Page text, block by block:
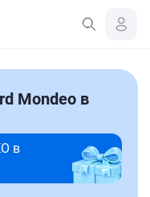
Mondeo в
в